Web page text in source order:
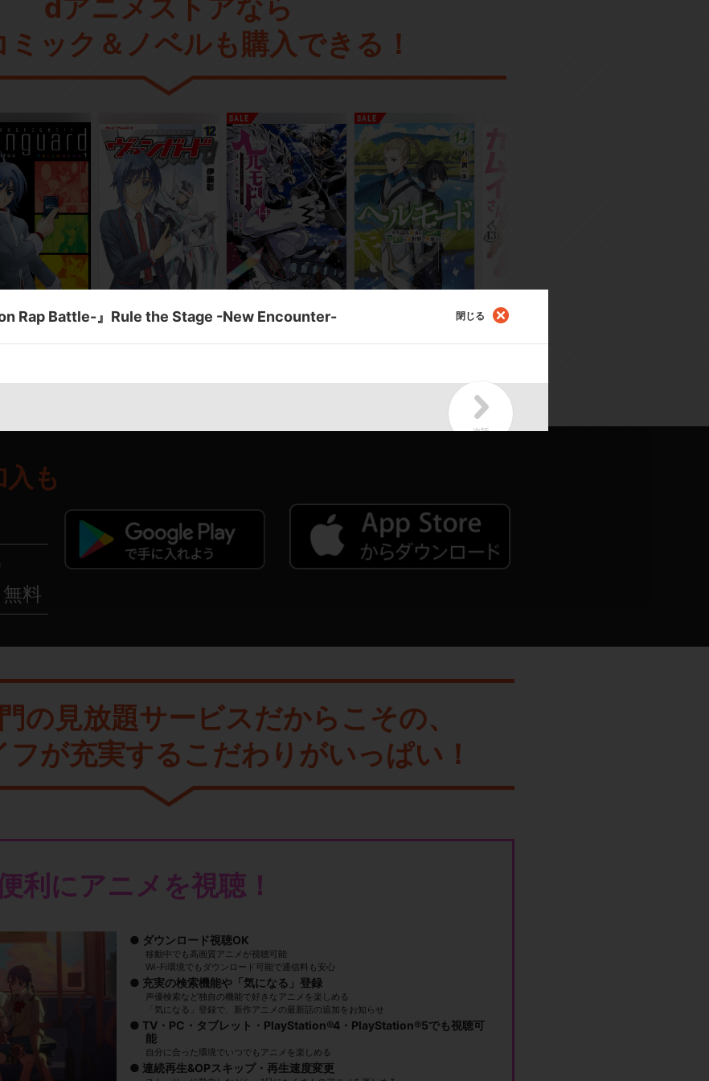
dアニメストアなら
ミック＆ノベルも購入できる！
ク
‼ ヴァンガード
コミック
ガード
コミック
好きのゲーマーは廃設定
好きのゲーマーは廃設定
コミック
も
料
の見放題サービスだからこその、
フが充実するこだわりがいっぱい！
利にアニメを視聴！
ダウンロード視聴OK
移動中でも高画質アニメが視聴可能
Wi-Fi環境でもダウンロード可能で通信料も安心
充実の検索機能や「気になる」登録
声優検索など独自の機能で好きなアニメを楽しめる
「気になる」登録で、新作アニメの最新話の追加をお知らせ
TV・PC・タブレット・PlayStation®4・PlayStation®5でも視聴可
能
自分に合った環境でいつでもアニメを楽しめる
連続再生&OPスキップ・再生速度変更
Rap Battle-』Rule the Stage -New Encounter- 閉じる